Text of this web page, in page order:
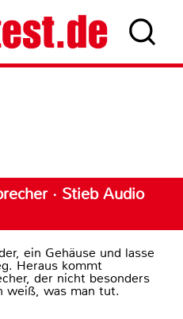
· Stieb Audio
ein Gehäuse und lasse
Heraus kommt
der nicht besonders
weiß, was man tut.